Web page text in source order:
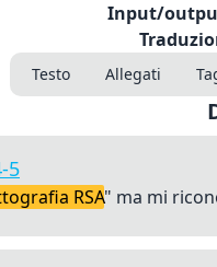
Input/
Testo Allegati
5
RSA" ma mi